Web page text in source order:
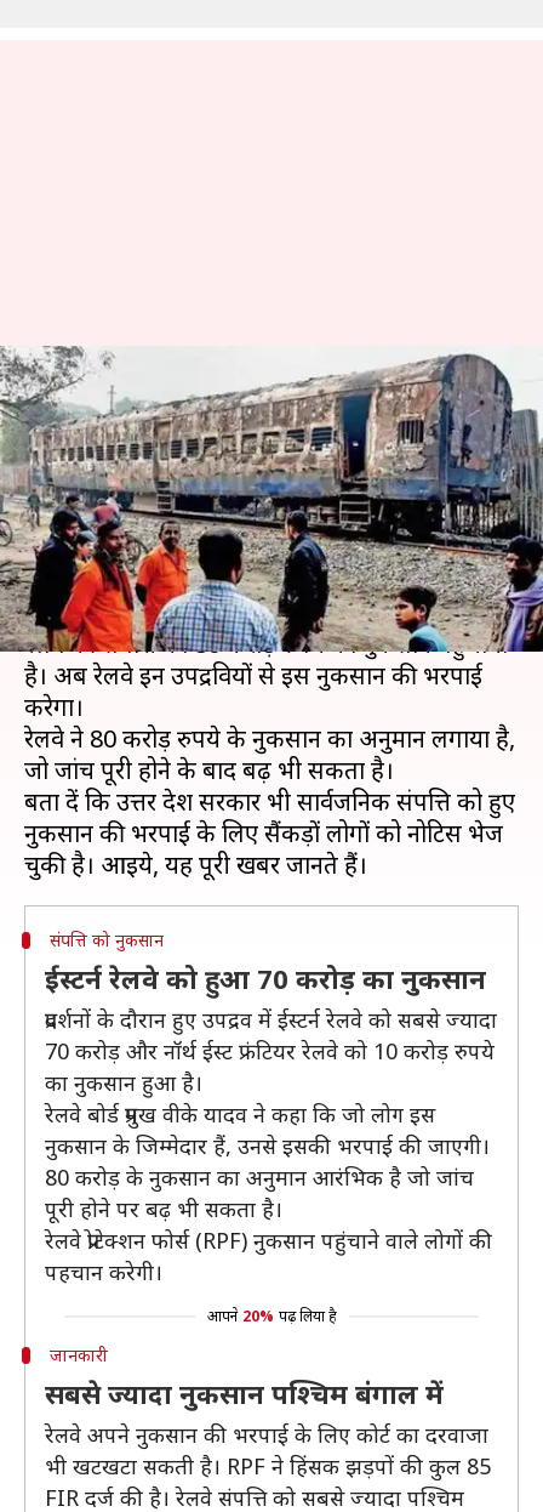
नागरिकता कानून विरोधी प्रदर्शन:
संपत्ति को हुए 80 करोड़ रुपये के
नुकसान की वसूली करेगा रेलवे
लेखन प्रमोद कुमार Dec 31, 2019 10:15 am
क्या है खबर?
नागरिकता कानून के खिलाफ जारी प्रदर्शनों में उपद्रवियों ने
रेलवे की संपत्ति को 80 करोड़ रुपये का नुकसान पहुंचाया
है। अब रेलवे इन उपद्रवियों से इस नुकसान की भरपाई
करेगा।
रेलवे ने 80 करोड़ रुपये के नुकसान का अनुमान लगाया है,
जो जांच पूरी होने के बाद बढ़ भी सकता है।
बता दें कि उत्तर प्रदेश सरकार भी सार्वजनिक संपत्ति को हुए
नुकसान की भरपाई के लिए सैंकड़ों लोगों को नोटिस भेज
संपत्ति को नुकसान
ईस्टर्न रेलवे को हुआ 70 करोड़ का नुकसान
प्रदर्शनों के दौरान हुए उपद्रव में ईस्टर्न रेलवे को सबसे ज्यादा
70 करोड़ और नॉर्थ ईस्ट फ्रंटियर रेलवे को 10 करोड़ रुपये
का नुकसान हुआ है।
रेलवे बोर्ड प्रमुख वीके यादव ने कहा कि जो लोग इस
नुकसान के जिम्मेदार हैं, उनसे इसकी भरपाई की जाएगी।
80 करोड़ के नुकसान का अनुमान आरंभिक है जो जांच
पूरी होने पर बढ़ भी सकता है।
रेलवे प्रोटेक्शन फोर्स (RPF) नुकसान पहुंचाने वाले लोगों की
पहचान करेगी।
आपने 20% पढ़ लिया है
जानकारी
सबसे ज्यादा नुकसान पश्चिम बंगाल में
रेलवे अपने नुकसान की भरपाई के लिए कोर्ट का दरवाजा
भी खटखटा सकती है। RPF ने हिंसक झड़पों की कुल 85
FIR दर्ज की है। रेलवे संपत्ति को सबसे ज्यादा पश्चिम